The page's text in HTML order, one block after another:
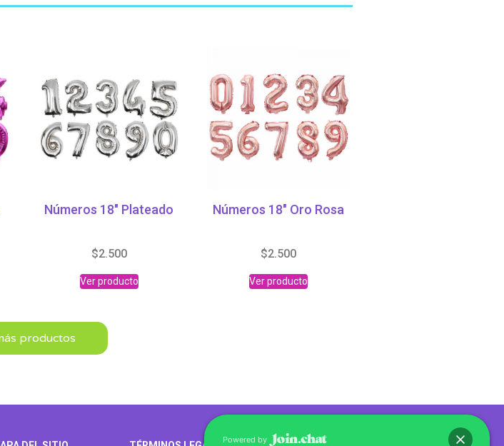
Números 18″ Plateado
$2.500
Ver producto
Números 18″ Oro Rosa
$2.500
Ver producto
productos
Abrir chat
Powered by